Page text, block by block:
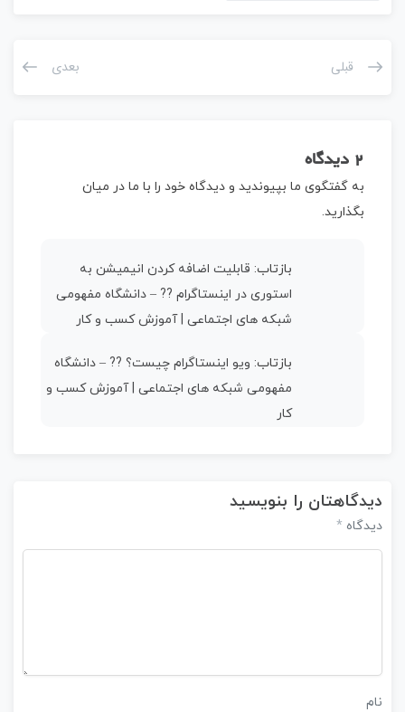
قبلی بعدی
2 دیدگاه
به گفتگوی ما بپیوندید و دیدگاه خود را با ما در میان
بگذارید.
بازتاب: قابلیت اضافه کردن انیمیشن به
استوری در اینستاگرام ?‍? – دانشگاه مفهومی
شبکه های اجتماعی | آموزش کسب و کار
بازتاب: ویو اینستاگرام چیست؟ ?? – دانشگاه
مفهومی شبکه های اجتماعی | آموزش کسب و
کار
دیدگاهتان را بنویسید
دیدگاه *
نام